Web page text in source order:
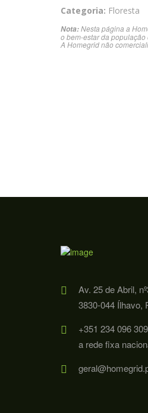
Categoria: Floresta
Nota:Nesta página a
o bem-estar da população
A Homegrid não
Av. 25 de Abril,
3830-044 Ílhavo,
+351 234 096
a rede fixa